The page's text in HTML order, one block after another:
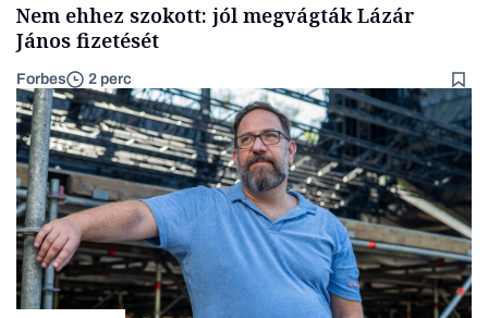
Nem ehhez szokott: jól megvágták Lázár
János fizetését
Forbes 2 perc